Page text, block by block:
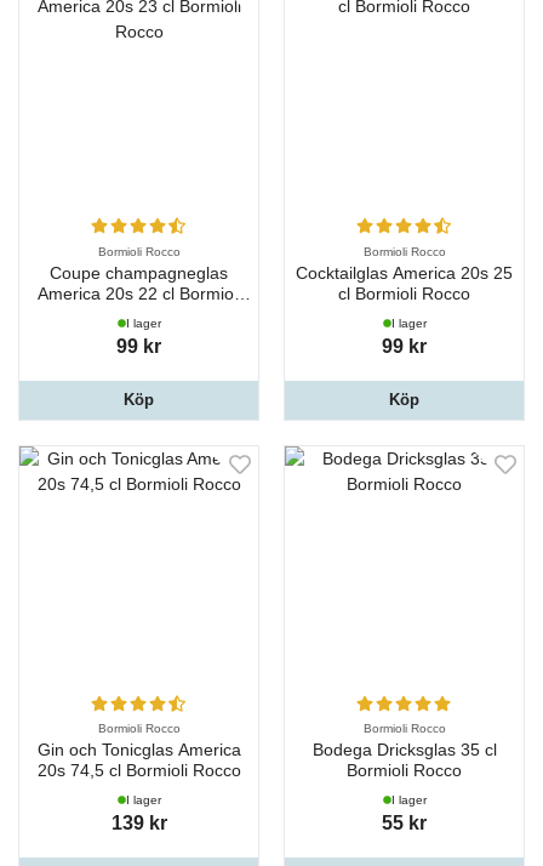
Bormioli Rocco
Coupe champagneglas
America 20s 22 cl Bormioli
I lager
99 kr
Köp
Bormioli Rocco
Cocktailglas America 20s 25
cl Bormioli Rocco
I lager
99 kr
Köp
Bormioli Rocco
Gin och Tonicglas America
20s 74,5 cl Bormioli Rocco
I lager
139 kr
Bormioli Rocco
Bodega Dricksglas 35 cl
Bormioli Rocco
I lager
55 kr